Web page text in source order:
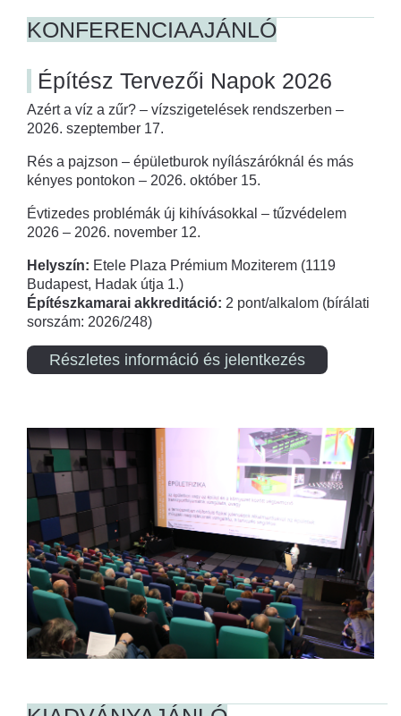
KONFERENCIAAJÁNLÓ
Építész Tervezői Napok 2026
Azért a víz a zűr? – vízszigetelések rendszerben –
2026. szeptember 17.
Rés a pajzson – épületburok nyílászáróknál és más
kényes pontokon – 2026. október 15.
Évtizedes problémák új kihívásokkal – tűzvédelem
2026 – 2026. november 12.
Helyszín: Etele Plaza Prémium Moziterem (1119
Budapest, Hadak útja 1.)
Építészkamarai akkreditáció: 2 pont/alkalom (bírálati
sorszám: 2026/248)
Részletes információ és jelentkezés